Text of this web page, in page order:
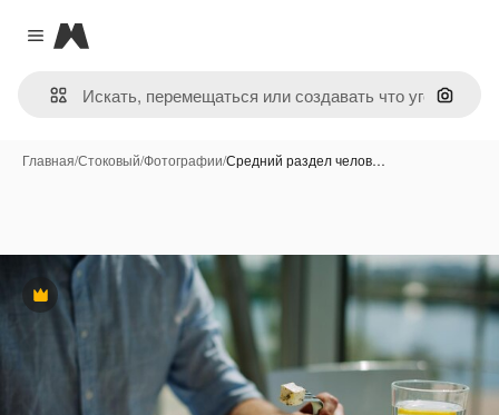
Close menu
Magnific
Поиск
Главная/Стоковый/Фотографии/Средний раздел челов…
Премиум